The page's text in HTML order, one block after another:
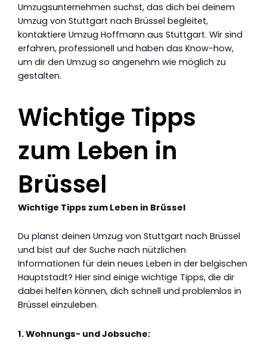
Umzugsunternehmen suchst, das dich bei deinem
Umzug von Stuttgart nach Brüssel begleitet,
kontaktiere Umzug Hoffmann aus Stuttgart. Wir sind
erfahren, professionell und haben das Know-how,
um dir den Umzug so angenehm wie möglich zu
gestalten.
Wichtige Tipps
zum Leben in
Brüssel
Wichtige Tipps zum Leben in Brüssel
Du planst deinen Umzug von Stuttgart nach Brüssel
und bist auf der Suche nach nützlichen
Informationen für dein neues Leben in der belgischen
Hauptstadt? Hier sind einige wichtige Tipps, die dir
dabei helfen können, dich schnell und problemlos in
Brüssel einzuleben.
1. Wohnungs- und Jobsuche: